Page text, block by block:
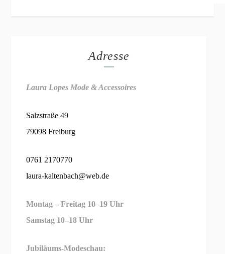
Adresse
Laura Lopes Mode & Accessoires
Salzstraße 49
79098 Freiburg
0761 2170770
laura-kaltenbach@web.de
Montag – Freitag 10–19 Uhr
Samstag 10–18 Uhr
Jubiläums-Modeschau: